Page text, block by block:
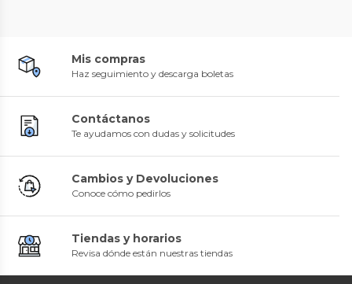
Mis compras
Haz seguimiento y descarga boletas
Contáctanos
Te ayudamos con dudas y solicitudes
Cambios y Devoluciones
Conoce cómo pedirlos
Tiendas y horarios
Revisa dónde están nuestras tiendas